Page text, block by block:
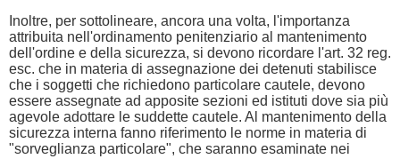
Inoltre, per sottolineare, ancora una volta, l'importanza
attribuita nell'ordinamento penitenziario al mantenimento
dell'ordine e della sicurezza, si devono ricordare l'art. 32 reg.
esc. che in materia di assegnazione dei detenuti stabilisce
che i soggetti che richiedono particolare cautele, devono
essere assegnate ad apposite sezioni ed istituti dove sia più
agevole adottare le suddette cautele. Al mantenimento della
sicurezza interna fanno riferimento le norme in materia di
"sorveglianza particolare", che saranno esaminate nei